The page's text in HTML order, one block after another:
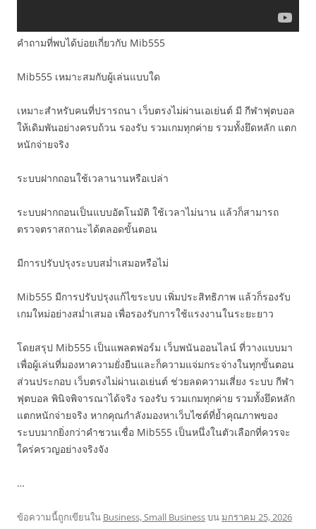
คำถามที่พบได้บ่อยเกี่ยวกับ Mib555
Mib555 เหมาะสมกับผู้เล่นแบบใด
เหมาะสำหรับคนที่ปรารถนา เว็บตรงไม่ผ่านเอเย่นต์ มี กีฬาฟุตบอล
ให้เดิมพันอย่างครบถ้วน รองรับ รวมเกมทุกค่าย รวมทั้งยึดหลัก แตก
หนักจ่ายจริง
ระบบฝากถอนใช้เวลานานหรือเปล่า
ระบบฝากถอนเป็นแบบอัตโนมัติ ใช้เวลาไม่นาน แล้วก็สามารถ
ตรวจตราสถานะได้ตลอดขั้นตอน
มีการปรับปรุงระบบสม่ำเสมอหรือไม่
Mib555 มีการปรับปรุงแก้ไขระบบ เพิ่มประสิทธิภาพ แล้วก็รองรับ
เกมใหม่อย่างสม่ำเสมอ เพื่อรองรับการใช้แรงงานในระยะยาว
โดยสรุป Mib555 เป็นแพลตฟอร์ม เว็บพนันออนไลน์ ที่วางแบบมา
เพื่อผู้เล่นที่มองหาความยั่งยืนและก็ความแจ่มกระจ่างในทุกขั้นตอน
ส่วนประกอบ เว็บตรงไม่ผ่านเอเย่นต์ ช่วยลดความเสี่ยง ระบบ กีฬา
ฟุตบอล พินิจพิจารณาได้จริง รองรับ รวมเกมทุกค่าย รวมทั้งยึดหลัก
แตกหนักจ่ายจริง หากคุณกำลังมองหาเว็บไซต์ที่ย้ำคุณภาพของ
ระบบมากยิ่งกว่าคำชวนเชื่อ Mib555 เป็นหนึ่งในตัวเลือกที่ควรจะ
ใคร่ครวญอย่างจริงจัง
…
ข้อความนี้ถูกเขียนใน Business, Small Businessบนมกราคม 25, 2026